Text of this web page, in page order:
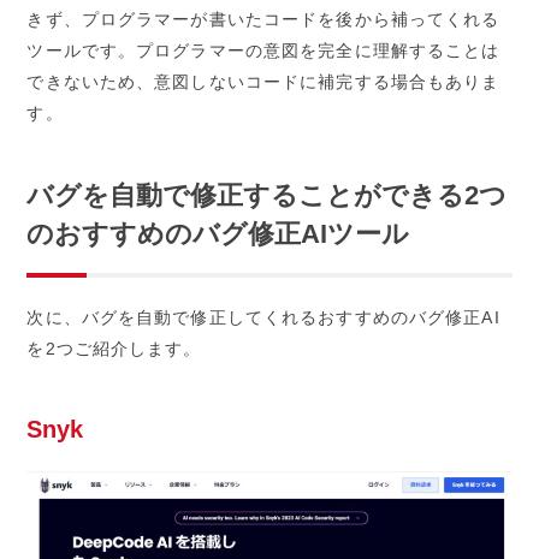
きず、プログラマーが書いたコードを後から補ってくれる
ツールです。プログラマーの意図を完全に理解することは
できないため、意図しないコードに補完する場合もありま
す。
バグを自動で修正することができる2つ
のおすすめのバグ修正AIツール
次に、バグを自動で修正してくれるおすすめのバグ修正AI
を2つご紹介します。
Snyk